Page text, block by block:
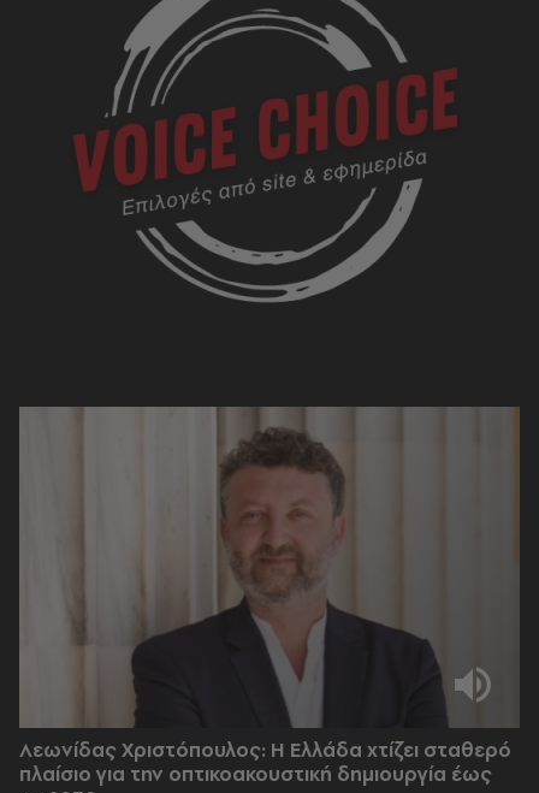
Λεωνίδας Χριστόπουλος: Η Ελλάδα χτίζει σταθερό
πλαίσιο για την οπτικοακουστική δημιουργία έως